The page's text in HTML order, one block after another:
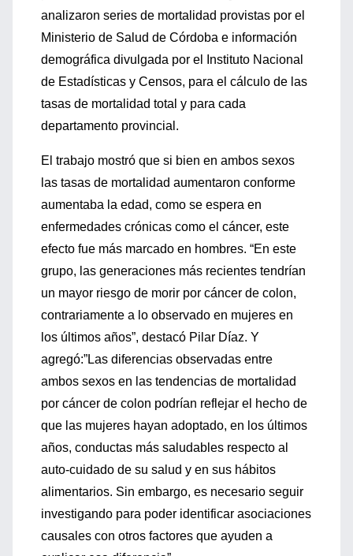
analizaron series de mortalidad provistas por el
Ministerio de Salud de Córdoba e información
demográfica divulgada por el Instituto Nacional
de Estadísticas y Censos, para el cálculo de las
tasas de mortalidad total y para cada
departamento provincial.
El trabajo mostró que si bien en ambos sexos
las tasas de mortalidad aumentaron conforme
aumentaba la edad, como se espera en
enfermedades crónicas como el cáncer, este
efecto fue más marcado en hombres. “En este
grupo, las generaciones más recientes tendrían
un mayor riesgo de morir por cáncer de colon,
contrariamente a lo observado en mujeres en
los últimos años”, destacó Pilar Díaz. Y
agregó:”Las diferencias observadas entre
ambos sexos en las tendencias de mortalidad
por cáncer de colon podrían reflejar el hecho de
que las mujeres hayan adoptado, en los últimos
años, conductas más saludables respecto al
auto-cuidado de su salud y en sus hábitos
alimentarios. Sin embargo, es necesario seguir
investigando para poder identificar asociaciones
causales con otros factores que ayuden a